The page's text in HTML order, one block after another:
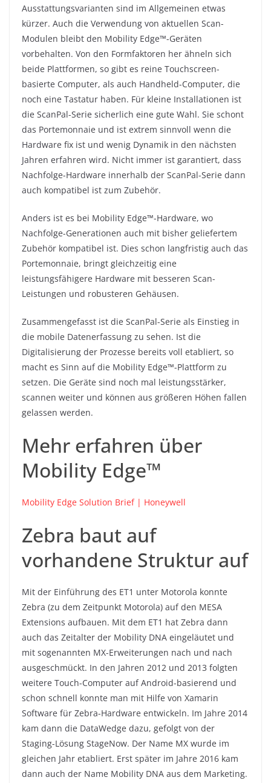
Ausstattungsvarianten sind im Allgemeinen etwas
kürzer. Auch die Verwendung von aktuellen Scan-
Modulen bleibt den Mobility Edge™-Geräten
vorbehalten. Von den Formfaktoren her ähneln sich
beide Plattformen, so gibt es reine Touchscreen-
basierte Computer, als auch Handheld-Computer, die
noch eine Tastatur haben. Für kleine Installationen ist
die ScanPal-Serie sicherlich eine gute Wahl. Sie schont
das Portemonnaie und ist extrem sinnvoll wenn die
Hardware fix ist und wenig Dynamik in den nächsten
Jahren erfahren wird. Nicht immer ist garantiert, dass
Nachfolge-Hardware innerhalb der ScanPal-Serie dann
auch kompatibel ist zum Zubehör.
Anders ist es bei Mobility Edge™-Hardware, wo
Nachfolge-Generationen auch mit bisher geliefertem
Zubehör kompatibel ist. Dies schon langfristig auch das
Portemonnaie, bringt gleichzeitig eine
leistungsfähigere Hardware mit besseren Scan-
Leistungen und robusteren Gehäusen.
Zusammengefasst ist die ScanPal-Serie als Einstieg in
die mobile Datenerfassung zu sehen. Ist die
Digitalisierung der Prozesse bereits voll etabliert, so
macht es Sinn auf die Mobility Edge™-Plattform zu
setzen. Die Geräte sind noch mal leistungsstärker,
scannen weiter und können aus größeren Höhen fallen
gelassen werden.
Mehr erfahren über
Mobility Edge™
Mobility Edge Solution Brief | Honeywell
Zebra baut auf
vorhandene Struktur auf
Mit der Einführung des ET1 unter Motorola konnte
Zebra (zu dem Zeitpunkt Motorola) auf den MESA
Extensions aufbauen. Mit dem ET1 hat Zebra dann
auch das Zeitalter der Mobility DNA eingeläutet und
mit sogenannten MX-Erweiterungen nach und nach
ausgeschmückt. In den Jahren 2012 und 2013 folgten
weitere Touch-Computer auf Android-basierend und
schon schnell konnte man mit Hilfe von Xamarin
Software für Zebra-Hardware entwickeln. Im Jahre 2014
kam dann die DataWedge dazu, gefolgt von der
Staging-Lösung StageNow. Der Name MX wurde im
gleichen Jahr etabliert. Erst später im Jahre 2016 kam
dann auch der Name Mobility DNA aus dem Marketing.